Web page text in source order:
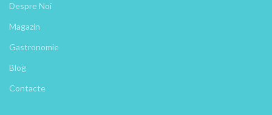
Despre Noi
Magazin
Gastronomie
Blog
Contacte